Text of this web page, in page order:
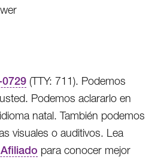
(TTY: 711). Podemos
Podemos aclararlo en
natal. También podemos
visuales o auditivos. Lea
para conocer mejor